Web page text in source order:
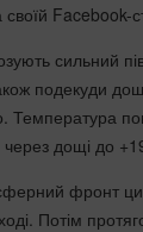
Facebook-
сильний
подекуди
Температура
дощі до
фронт
Потім